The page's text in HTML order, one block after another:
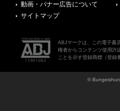
動画・バナー広告について
サイトマップ
ABJマークは、この電子書
権者からコンテンツ使用許
ことを示す登録商標（登録
©